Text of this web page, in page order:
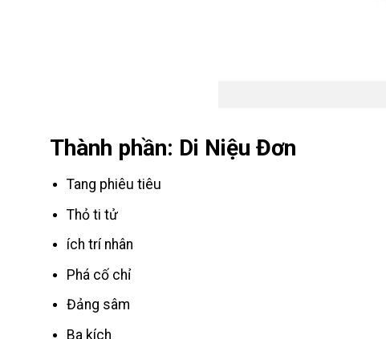
Thành phần: Di Niệu Đơn
Tang phiêu tiêu
Thỏ ti tử
ích trí nhân
Phá cố chỉ
Đảng sâm
Ba kích